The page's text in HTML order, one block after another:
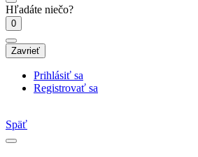
Hľadáte niečo?
0
Zavrieť
Prihlásiť sa
Registrovať sa
Späť